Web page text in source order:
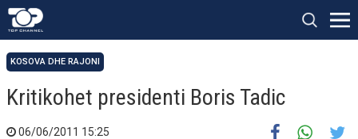
KOSOVA DHE RAJONI
Kritikohet presidenti Boris Tadic
06/06/2011 15:25